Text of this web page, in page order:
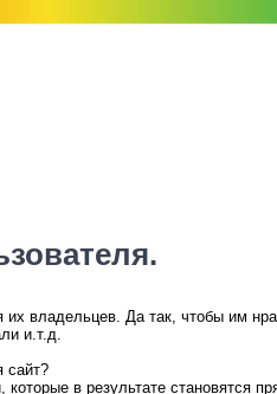
владельцев. Да так, чтобы им
и.т.д.
сайт?
которые в результате становятся